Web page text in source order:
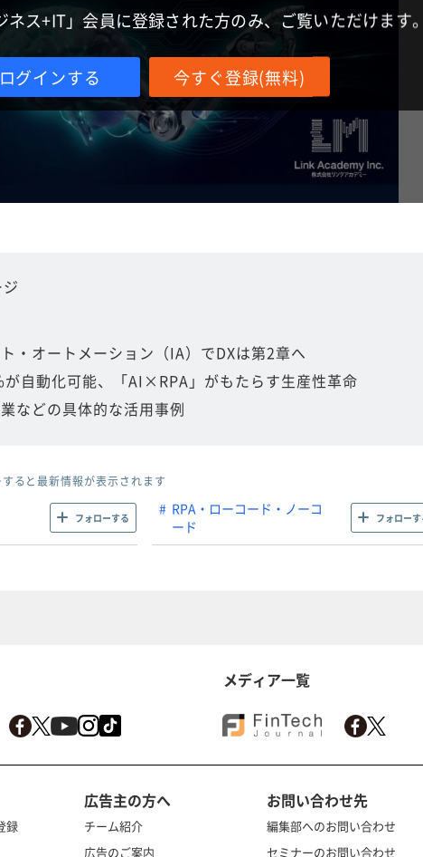
ネス+IT」会員に登録された方のみ、ご覧いただけます。
ログインする 今すぐ登録(無料)
・オートメーション（IA）でDXは第2章へ
自動化可能、「AI×RPA」がもたらす生産性革命
などの具体的な活用事例
ると最新情報が表示されます
フォローする
RPA・ローコード・ノーコ
ード
フォローす
メディア一覧
録
広告主の方へ
チーム紹介
広告のご案内
お問い合わせ先
編集部へのお問い合わせ
セミナーのお問い合わせ